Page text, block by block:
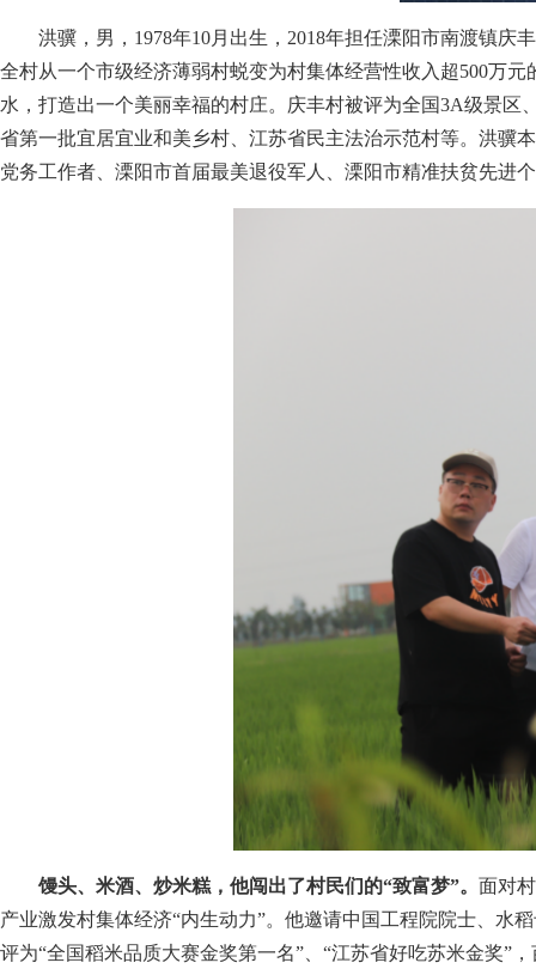
洪骥，男，1978年10月出生，2018年担任溧阳市南渡镇
全村从一个市级经济薄弱村蜕变为村集体经营性收入超500万
水，打造出一个美丽幸福的村庄。庆丰村被评为全国3A级景
省第一批宜居宜业和美乡村、江苏省民主法治示范村等。洪骥
党务工作者、溧阳市首届最美退役军人、溧阳市精准扶贫先进
馒头、米酒、炒米糕，他闯出了村民们的“致富梦”。 面对
产业激发村集体经济“内生动力”。他邀请中国工程院院士、水
评为“全国稻米品质大赛金奖第一名”、“江苏省好吃苏米金奖”